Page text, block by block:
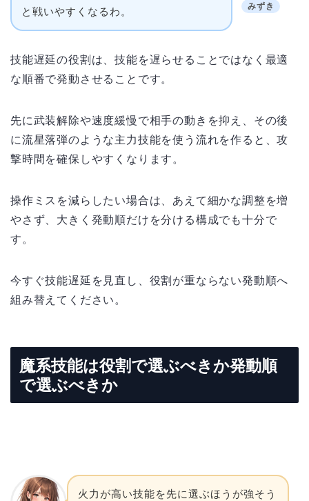
みずき
と戦いやすくなるわ。
技能遅延の役割は、技能を遅らせることではなく最適
な順番で発動させることです。
先に武装解除や速度緩慢で相手の動きを抑え、その後
に流星落弾のような主力技能を使う流れを作ると、攻
撃時間を確保しやすくなります。
操作ミスを減らしたい場合は、あえて細かな調整を増
やさず、大きく発動順だけを分ける構成でも十分で
す。
今すぐ技能遅延を見直し、役割が重ならない発動順へ
組み替えてください。
魔系技能は役割で選ぶべきか発動順
で選ぶべきか
火力が高い技能を先に選ぶほうが強そう